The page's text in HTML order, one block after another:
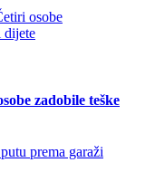
zadobile teške